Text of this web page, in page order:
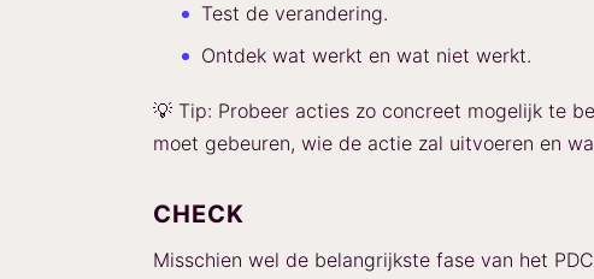
Test de verandering.
Ontdek wat werkt en wat niet werkt.
💡 Tip: Probeer acties zo concreet mogelijk te
moet gebeuren, wie de actie zal uitvoeren en
CHECK
Misschien wel de belangrijkste fase van het